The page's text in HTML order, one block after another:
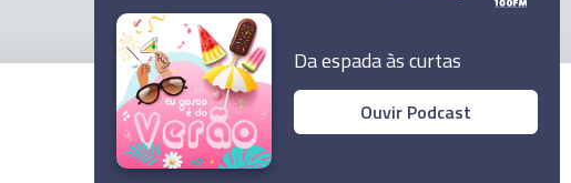
© 2023 Empresa Diário de Notícias, Lda.
Da espada às curtas
Ouvir Podcast